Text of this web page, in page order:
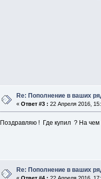
Re: Пополнение в ваших
«Ответ #3 : 22 Апреля 2016,
Поздравляю ! Где купил ? На чем
Re: Пополнение в ваших
«Ответ #4 : 22 Апреля 2016,